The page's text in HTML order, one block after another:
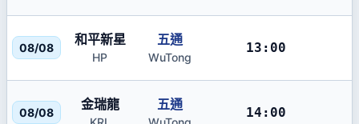
08/08
和平新星
HP
五通
WuTong
13:00
08/08
金瑞龍 五通
14:00